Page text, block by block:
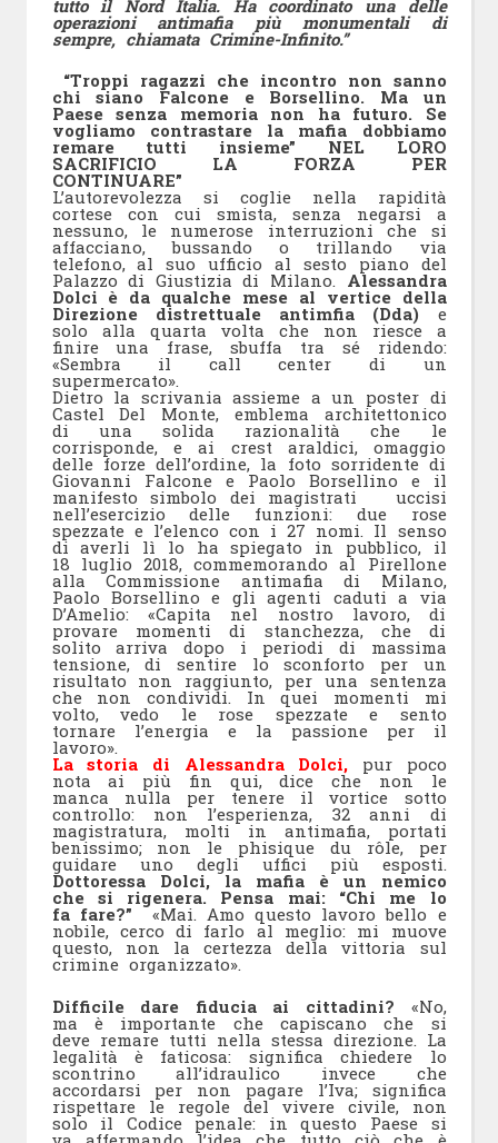
tutto il Nord Italia. Ha coordinato una delle
operazioni antimafia più monumentali di
sempre, chiamata Crimine-Infinito.”
“Troppi ragazzi che incontro non sanno
chi siano Falcone e Borsellino. Ma un
Paese senza memoria non ha futuro. Se
vogliamo contrastare la mafia dobbiamo
remare tutti insieme” NEL LORO
SACRIFICIO LA FORZA PER
CONTINUARE”
L’autorevolezza si coglie nella rapidità
cortese con cui smista, senza negarsi a
nessuno, le numerose interruzioni che si
affacciano, bussando o trillando via
telefono, al suo ufficio al sesto piano del
Palazzo di Giustizia di Milano. Alessandra
Dolci è da qualche mese al vertice della
Direzione distrettuale antimfia (Dda) e
solo alla quarta volta che non riesce a
finire una frase, sbuffa tra sé ridendo:
«Sembra il call center di un
supermercato».
Dietro la scrivania assieme a un poster di
Castel Del Monte, emblema architettonico
di una solida razionalità che le
corrisponde, e ai crest araldici, omaggio
delle forze dell’ordine, la foto sorridente di
Giovanni Falcone e Paolo Borsellino e il
manifesto simbolo dei magistrati uccisi
nell’esercizio delle funzioni: due rose
spezzate e l’elenco con i 27 nomi. Il senso
di averli lì lo ha spiegato in pubblico, il
18 luglio 2018, commemorando al Pirellone
alla Commissione antimafia di Milano,
Paolo Borsellino e gli agenti caduti a via
D’Amelio: «Capita nel nostro lavoro, di
provare momenti di stanchezza, che di
solito arriva dopo i periodi di massima
tensione, di sentire lo sconforto per un
risultato non raggiunto, per una sentenza
che non condividi. In quei momenti mi
volto, vedo le rose spezzate e sento
tornare l’energia e la passione per il
lavoro».
La storia di Alessandra Dolci, pur poco
nota ai più fin qui, dice che non le
manca nulla per tenere il vortice sotto
controllo: non l’esperienza, 32 anni di
magistratura, molti in antimafia, portati
benissimo; non le phisique du rôle, per
guidare uno degli uffici più esposti.
Dottoressa Dolci, la mafia è un nemico
che si rigenera. Pensa mai: “Chi me lo
fa fare?”«Mai. Amo questo lavoro bello e
nobile, cerco di farlo al meglio: mi muove
questo, non la certezza della vittoria sul
crimine organizzato».
Difficile dare fiducia ai cittadini? «No,
ma è importante che capiscano che si
deve remare tutti nella stessa direzione. La
legalità è faticosa: significa chiedere lo
scontrino all’idraulico invece che
accordarsi per non pagare l’Iva; significa
rispettare le regole del vivere civile, non
solo il Codice penale: in questo Paese si